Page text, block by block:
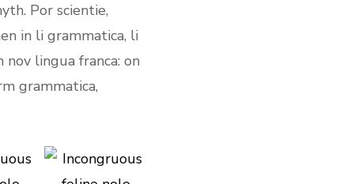
Por scientie,
in li grammatica, li
lingua franca: on
grammatica,